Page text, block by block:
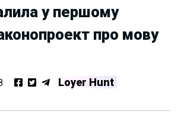
у першому
про мову
Loyer Hunt